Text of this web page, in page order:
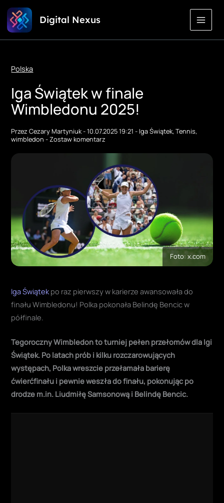
Przejdź
do
treści
Digital Nexus
Polska
Iga Świątek w finale
Wimbledonu 2025!
PrzezCezary Martyniuk-10.07.2025 19:21- Iga Świątek,Tennis,
wimbledon -Zostaw komentarz
Foto: x.com
Iga Świątek po raz pierwszy w karierze awansowała do
finału Wimbledonu! Polka pokonała Belindę Bencic w
półfinale.
Tegoroczny Wimbledon to turniej pełen przełomów dla Igi
Świątek. Po latach prób i kilku rozczarowujących
występach, Polka wreszcie przełamała barierę
ćwierćfinału i pewnie weszła do finału, pokonując po
drodze m.in. Liudmiłę Samsonową i Belindę Bencic.